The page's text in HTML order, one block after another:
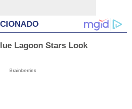
Lagoon Stars Look
Brainberries